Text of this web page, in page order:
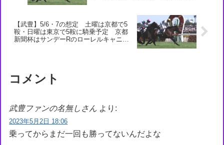
【武豊】5/6・7の想定 土曜は京都で5
鞍・日曜は東京で5鞍に騎乗予定 京都
新聞杯はサンデーRのローレルキャニオ
コメント
武豊ファンの名無しさん より:
2023年5月2日 18:06
乗ってからまだ一回も勝ってないんだよな